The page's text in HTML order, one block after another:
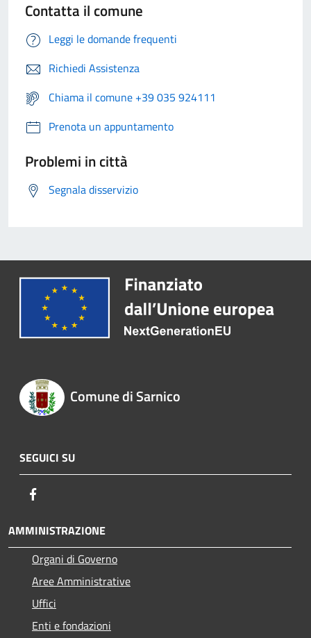
Contatta il comune
Leggi le domande frequenti
Richiedi Assistenza
Chiama il comune +39 035 924111
Prenota un appuntamento
Problemi in città
Segnala disservizio
Comune di Sarnico
SEGUICI SU
AMMINISTRAZIONE
Organi di Governo
Aree Amministrative
Uffici
Enti e fondazioni